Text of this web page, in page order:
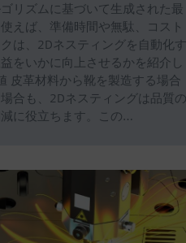
リズムに基づいて生成された最
えば、準備時間や無駄、コスト
は、2Dネスティングを自動化す
をいかに向上させるかを紹介し
皮革材料から靴を製造する場合
合も、2Dネスティングは品質の
に役立ちます。この…